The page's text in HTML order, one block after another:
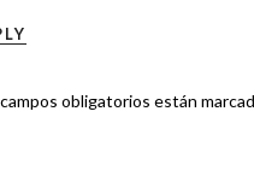
obligatorios están